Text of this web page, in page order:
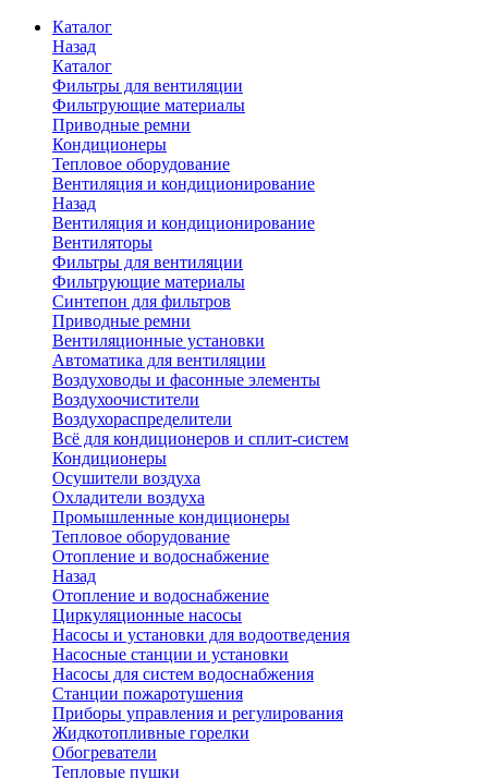
Каталог
Назад
Каталог
Фильтры для вентиляции
Фильтрующие материалы
Приводные ремни
Кондиционеры
Тепловое оборудование
Вентиляция и кондиционирование
Назад
Вентиляция и кондиционирование
Вентиляторы
Фильтры для вентиляции
Фильтрующие материалы
Синтепон для фильтров
Приводные ремни
Вентиляционные установки
Автоматика для вентиляции
Воздуховоды и фасонные элементы
Воздухоочистители
Воздухораспределители
Всё для кондиционеров и сплит-систем
Кондиционеры
Осушители воздуха
Охладители воздуха
Промышленные кондиционеры
Тепловое оборудование
Отопление и водоснабжение
Назад
Отопление и водоснабжение
Циркуляционные насосы
Насосы и установки для водоотведения
Насосные станции и установки
Насосы для систем водоснабжения
Станции пожаротушения
Приборы управления и регулирования
Жидкотопливные горелки
Обогреватели
Тепловые пушки